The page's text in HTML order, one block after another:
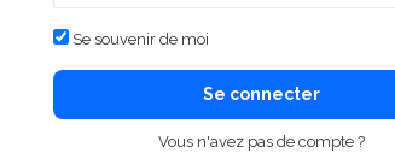
Se souvenir de moi
Se connecter
Vous n'avez pas de compte ?